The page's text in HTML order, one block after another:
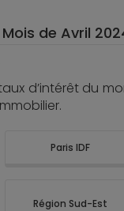
de Avril
d’intérêt du
Paris IDF
Région Sud-Est